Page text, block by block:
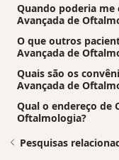
Quando poderia me
Avançada de
O que outros
Avançada de
Quais são os
Avançada de
Qual o endereço de
Oftalmologia?
Pesquisas